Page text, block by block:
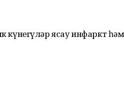
күнегүләр ясау инфаркт